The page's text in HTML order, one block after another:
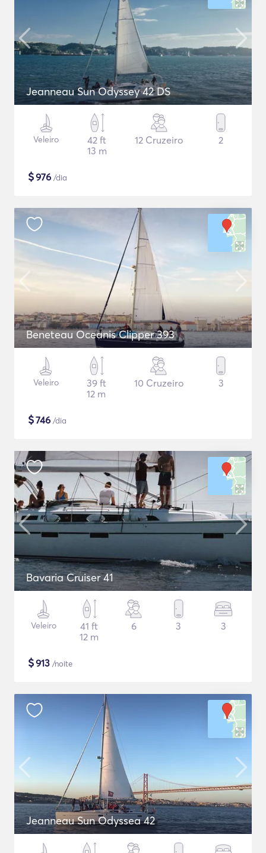
Jeanneau Sun Odyssey 42 DS
Veleiro
42 ft
13 m
12 Cruzeiro 2
$976 /dia
Beneteau Oceanis Clipper 393
Veleiro
39 ft
12 m
10 Cruzeiro 3
$746 /dia
Bavaria Cruiser 41
Veleiro
41 ft
12 m
6 3 3
$913 /noite
Jeanneau Sun Odyssea 42